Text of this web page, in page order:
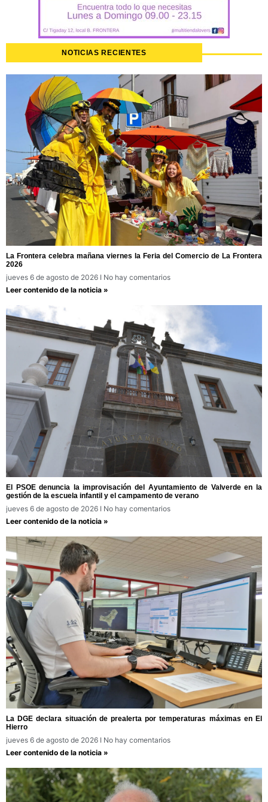
NOTICIAS RECIENTES
La Frontera celebra mañana viernes la Feria del Comercio de La Frontera
2026
jueves 6 de agosto de 2026
No hay comentarios
Leer contenido de la noticia »
El PSOE denuncia la improvisación del Ayuntamiento de Valverde en la
gestión de la escuela infantil y el campamento de verano
jueves 6 de agosto de 2026
No hay comentarios
Leer contenido de la noticia »
La DGE declara situación de prealerta por temperaturas máximas en El
Hierro
jueves 6 de agosto de 2026
No hay comentarios
Leer contenido de la noticia »